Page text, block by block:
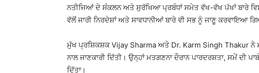
ਨਤੀਜਿਆਂ ਦੇ ਸੰਕਲਨ ਅਤੇ ਸੁਰੱਖਿਆ ਪ੍ਰਬੰਧਾਂ ਸਮੇਤ ਵੱਖ-ਵੱਖ ਪੱਖਾਂ ਬਾਰੇ
ਵੱਲੋਂ ਜਾਰੀ ਨਿਰਦੇਸ਼ਾਂ ਅਤੇ ਸਾਵਧਾਨੀਆਂ ਬਾਰੇ ਵੀ ਸਭ ਨੂੰ ਜਾਣੂ ਕਰਵਾਇਆ
ਮੁੱਖ ਪ੍ਰਸ਼ਿਕਸ਼ਕVijay Sharma ਅਤੇ Dr. Karm Singh Thakurਨੇ
ਨਾਲ ਜਾਣਕਾਰੀ ਦਿੱਤੀ। ਉਨ੍ਹਾਂ ਮਤਗਣਨਾ ਦੌਰਾਨ ਪਾਰਦਰਸ਼ਤਾ, ਸਮੇਂ
ਦਿੱਤਾ।